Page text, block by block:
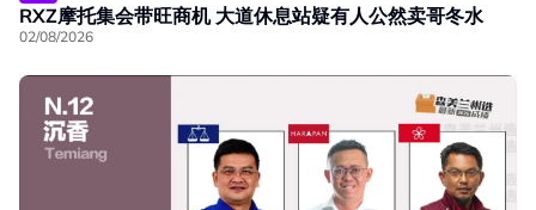
RXZ摩托集会带旺商机 大道休息站疑有人公然卖哥冬水
02/08/2026